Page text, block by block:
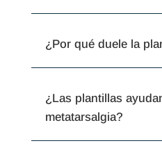
¿Por qué duele la
¿Las plantillas
metatarsalgia?